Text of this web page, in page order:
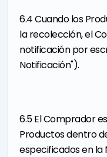
6.4 Cuando los
la recolección, el
notificación por
Notificación").
6.5 El Comprador
Productos dentro
especificados en la